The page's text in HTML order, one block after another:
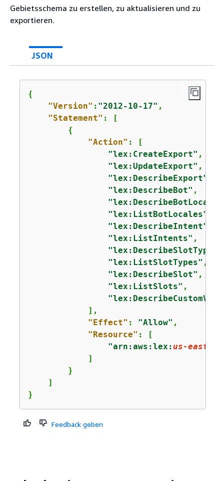
Gebietsschema zu erstellen, zu aktualisieren und zu
exportieren.
JSON
{
"Version" : "2012-10-17" ,
"Statement" : [
{
"Action" : [
"lex:CreateExport" ,
"lex:UpdateExport" ,
"lex:DescribeExport"
"lex:DescribeBot" ,
"lex:DescribeBotLocale"
"lex:ListBotLocales"
"lex:DescribeIntent"
"lex:ListIntents" ,
"lex:DescribeSlotType"
"lex:ListSlotTypes" ,
"lex:DescribeSlot" ,
"lex:ListSlots" ,
            ],
"Effect" : "Allow" ,
"Resource" : [
"arn:aws:lex:us-east-1
            ]
        }
    ]
}
Feedback geben